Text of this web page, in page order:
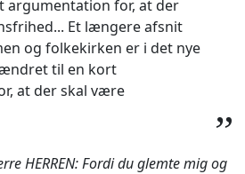
for, at der
Et længere afsnit
og folkekirken er i det nye
til en kort
at der skal være
”
HERREN: Fordi du glemte mig og